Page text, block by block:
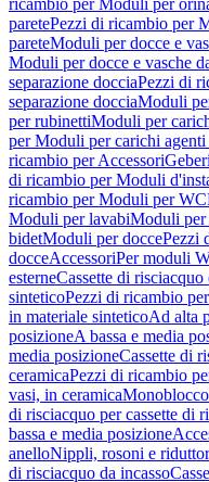
ricambio per Moduli per
paretePezzi di ricambio per
pareteModuli per docce e
Moduli per docce e vasche
separazione docciaPezzi di
separazione docciaModuli
per rubinettiModuli per
per Moduli per carichi agenti
ricambio per Accessori
di ricambio per Moduli
ricambio per Moduli per WC
Moduli per lavabiModuli per
bidetModuli per doccePezzi
docceAccessoriPer moduli
esterneCassette di
sinteticoPezzi di ricambio
in materiale sinteticoAd alta
posizioneA bassa e media
media posizioneCassette di
ceramicaPezzi di ricambio
vasi, in ceramicaMonoblocco
di risciacquo per cassette di
bassa e media posizione
anelloNippli, rosoni e
di risciacquo da incasso